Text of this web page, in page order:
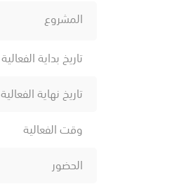
المشروع
تاريخ بداية الفعالية
تاريخ نهاية الفعالية
وقت الفعالية
الحضور